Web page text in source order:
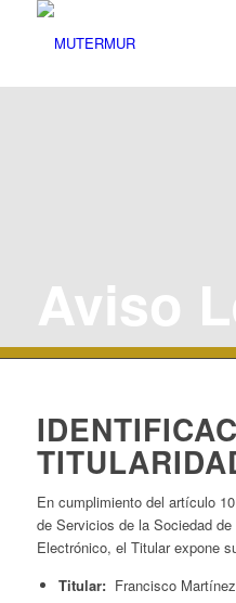
Aviso
En cumplimiento del artículo
de Servicios de la Sociedad
Electrónico, el Titular expone
Titular:Francisco